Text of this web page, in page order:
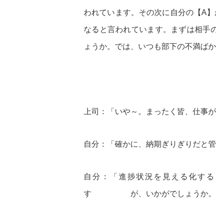
われています。その次に自分の【A
なると言われています。まずは相手
ょうか。では、いつも部下の不満ば
上司：「いや～。まったく皆、仕事
自分：「確かに、納期ぎりぎりだと
自分：「進捗状況を見える化す
す が、いかがでしょうか。